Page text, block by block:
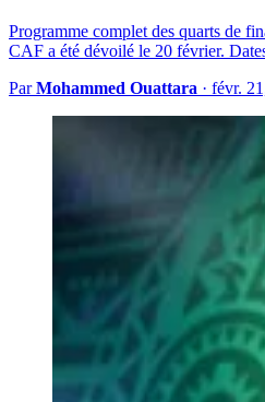
Programme complet des quarts de
CAF a été dévoilé le 20 février.
ParMohammed Ouattara · févr.